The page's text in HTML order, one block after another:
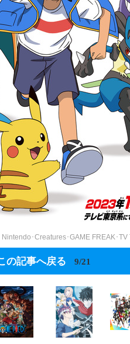
･Creatures･GAME FREAK･
の記事へ戻る 9/21